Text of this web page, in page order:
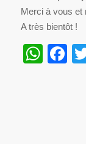
Merci à vous et
A très bientôt !